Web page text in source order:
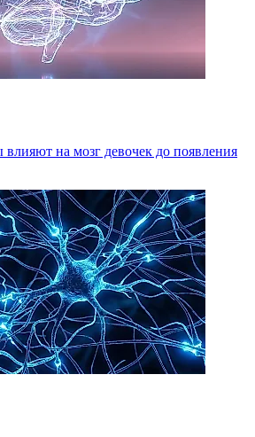
на мозг девочек до появления